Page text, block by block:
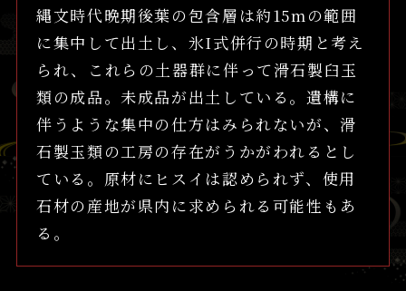
縄文時代晩期後葉の包含層は約15mの範囲
に集中して出土し、氷I式併行の時期と考え
られ、これらの土器群に伴って滑石製臼玉
類の成品。未成品が出土している。遺構に
伴うような集中の仕方はみられないが、滑
石製玉類の工房の存在がうかがわれるとし
ている。原材にヒスイは認められず、使用
石材の産地が県内に求められる可能性もあ
る。